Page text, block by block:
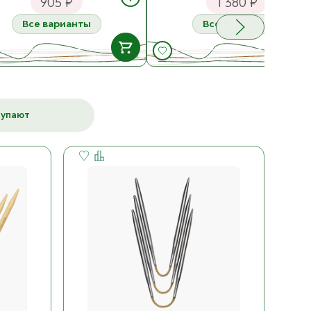
Все варианты
3.00 мм
905 ₽
3.25 мм
905 ₽
Все варианты
2.25 мм